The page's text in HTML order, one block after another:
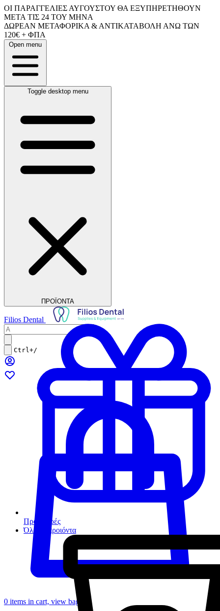
ΟΙ ΠΑΡΑΓΓΕΛΙΕΣ ΑΥΓΟΥΣΤΟΥ ΘΑ ΕΞΥΠΗΡΕΤΗΘΟΥΝ
ΜΕΤΑ ΤΙΣ 24 ΤΟΥ ΜΗΝΑ
ΔΩΡΕΑΝ ΜΕΤΑΦΟΡΙΚΑ & ΑΝΤΙΚΑΤΑΒΟΛΗ ΑΝΩ ΤΩΝ
120€ + ΦΠΑ
Open menu
Toggle desktop menu
ΠΡΟΪΟΝΤΑ
Προσφορές
Όλα τα προιόντα
Filios Dental
Ctrl+/
0 items in cart, view bag